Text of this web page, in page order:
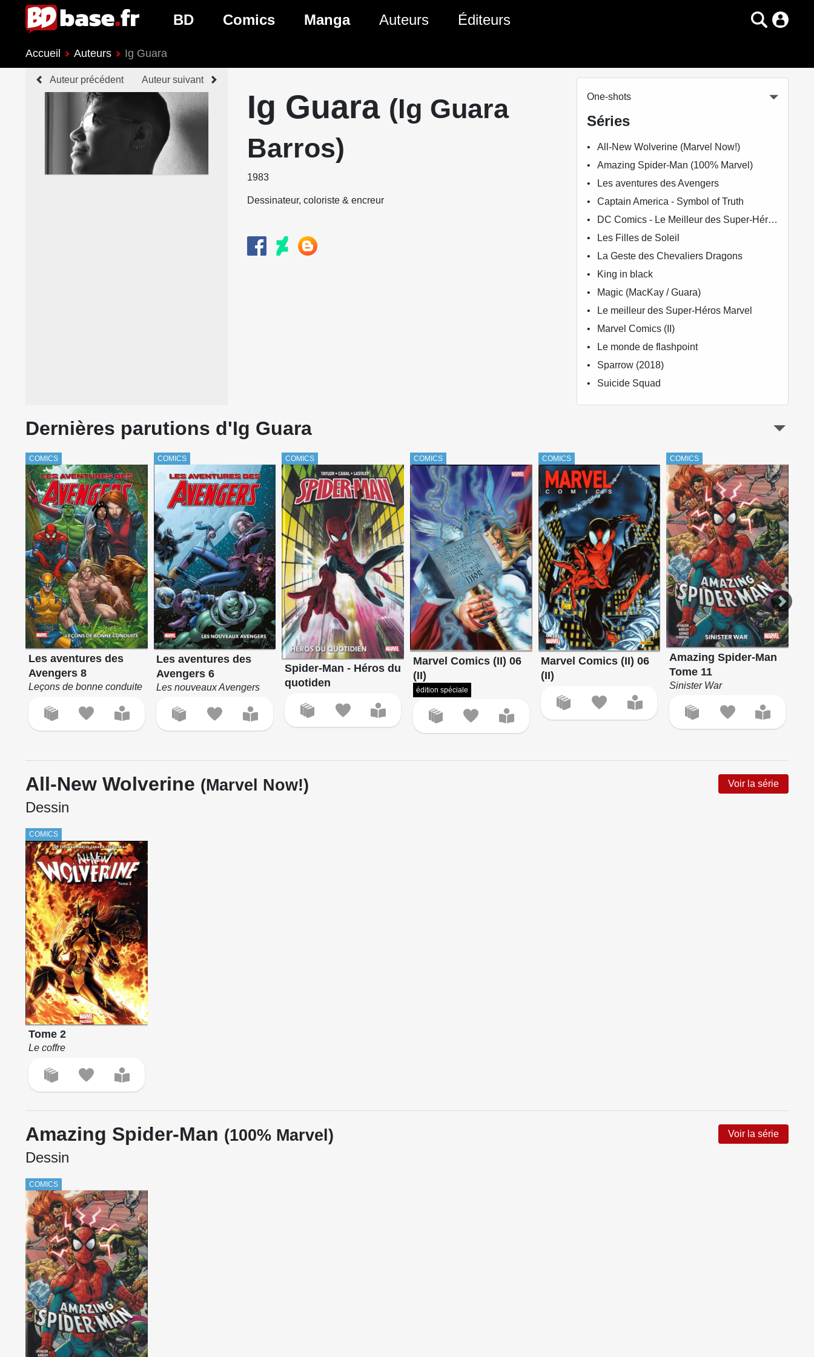
BD
Prochaines sorties BD
Genres BD
Comics
Genres Comics
Manga
Genres Manga
Auteurs Éditeurs
Accueil Auteurs Ig Guara
Auteur précédent Auteur suivant
Ig Guara (Ig Guara
Barros)
1983
Dessinateur, coloriste & encreur
One-shots
Séries
All-New Wolverine (Marvel Now!)
Amazing Spider-Man (100% Marvel)
Les aventures des Avengers
Captain America - Symbol of Truth
DC Comics - Le Meilleur des Super-Héros
Les Filles de Soleil
La Geste des Chevaliers Dragons
King in black
Magic (MacKay / Guara)
Le meilleur des Super-Héros Marvel
Marvel Comics (II)
Le monde de flashpoint
Sparrow (2018)
Suicide Squad
Dernières parutions d'Ig Guara
COMICS
Les aventures des
Avengers 8
Leçons de bonne conduite
COMICS
Les aventures des
Avengers 6
Les nouveaux Avengers
COMICS
Spider-Man - Héros du
quotiden
COMICS
Marvel Comics (II) 06
(II)
édition spéciale
COMICS
Marvel Comics (II) 06
(II)
COMICS
Amazing Spider-Man
Tome 11
Sinister War
All-New Wolverine (Marvel Now!) Voir la série
Dessin
COMICS
Tome 2
Le coffre
Amazing Spider-Man (100% Marvel) Voir la série
Dessin
COMICS